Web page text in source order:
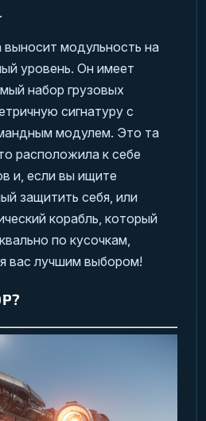
выносит модульность на
уровень. Он имеет
набор грузовых
сигнатуру с
модулем. Это та
расположила к себе
и, если вы ищите
защитить себя, или
корабль, который
по кусочкам,
вас лучшим выбором!